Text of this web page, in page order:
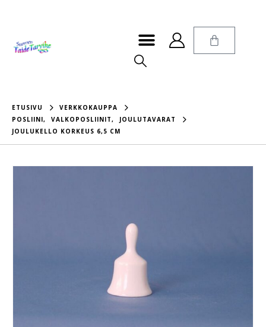
ETUSIVU
VERKKOKAUPPA
POSLIINI, VALKOPOSLIINIT,
JOULUTAVARAT
JOULUKELLO KORKEUS 6,5 CM